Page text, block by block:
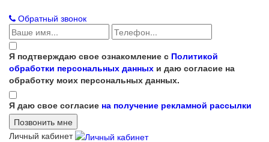
Обратный звонок
Я подтверждаю свое ознакомление с Политикой
обработки персональных данных и даю согласие на
обработку моих персональных данных.
Я даю свое согласие на получение рекламной рассылки
Личный кабинет